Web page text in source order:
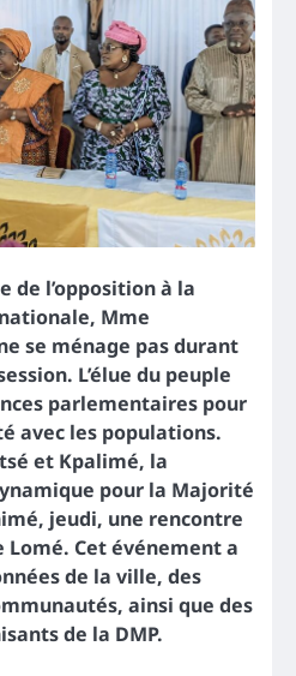
de l’opposition à la
Mme
se ménage pas durant
L’élue du peuple
parlementaires pour
avec les populations.
et Kpalimé, la
pour la Majorité
jeudi, une rencontre
Cet événement a
de la ville, des
ainsi que des
de la DMP.